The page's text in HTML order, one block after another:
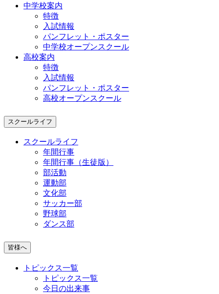
中学校案内
特徴
入試情報
パンフレット・ポスター
中学校オープンスクール
高校案内
特徴
入試情報
パンフレット・ポスター
高校オープンスクール
スクールライフ
スクールライフ
年間行事
年間行事（生徒版）
部活動
運動部
文化部
サッカー部
野球部
ダンス部
皆様へ
トピックス一覧
トピックス一覧
今日の出来事